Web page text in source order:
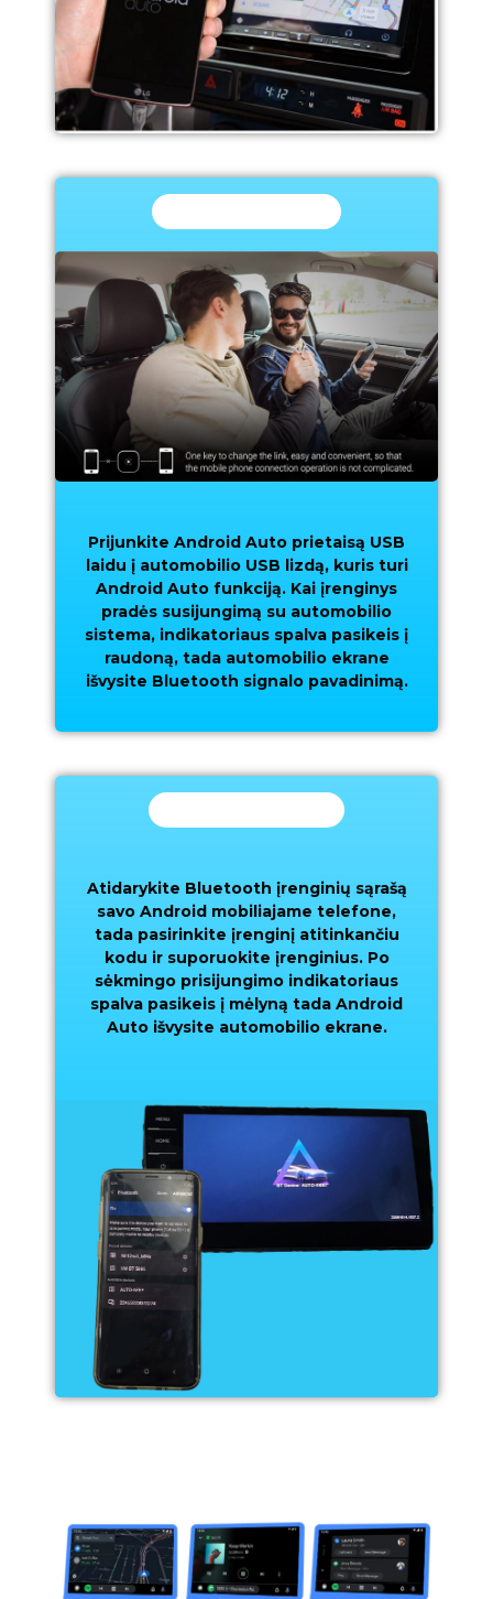
Prijunkite Android Auto prietaisą USB
laidu į automobilio USB lizdą, kuris turi
Android Auto funkciją. Kai įrenginys
pradės susijungimą su automobilio
sistema, indikatoriaus spalva pasikeis į
raudoną, tada automobilio ekrane
išvysite Bluetooth signalo pavadinimą.
Atidarykite Bluetooth įrenginių sąrašą
savo Android mobiliajame telefone,
tada pasirinkite įrenginį atitinkančiu
kodu ir suporuokite įrenginius. Po
sėkmingo prisijungimo indikatoriaus
spalva pasikeis į mėlyną tada Android
Auto išvysite automobilio ekrane.